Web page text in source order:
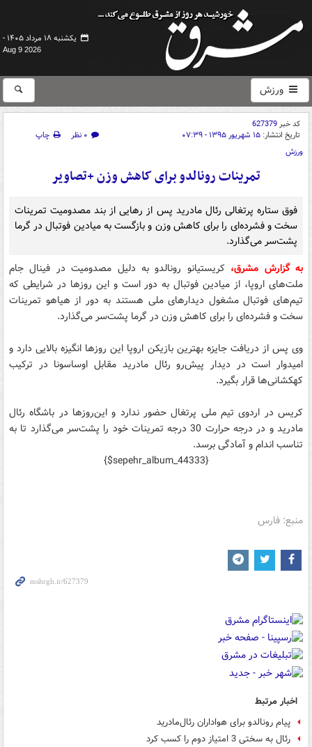
یکشنبه ۱۸ مرداد ۱۴۰۵ -
Aug 9 2026
ورزش
کد خبر627379
تاریخ انتشار: ۱۵ شهریور ۱۳۹۵ - ۰۷:۳۹ ۰ نظر
چاپ
ورزش
تمرینات رونالدو برای کاهش وزن +تصاویر
فوق ستاره پرتغالی رئال مادرید پس از رهایی از بند مصدومیت تمرینات
سخت و فشرده‌ای را برای کاهش وزن و بازگست به میادین فوتبال در گرما
پشت‌سر می‌گذارد.
به گزارش مشرق، کریستیانو رونالدو به دلیل مصدومیت در فینال جام
ملت‌های اروپا، از میادین فوتبال به دور است و این روزها در شرایطی که
تیم‌های فوتبال مشغول دیدارهای ملی هستند به دور از هیاهو تمرینات
سخت و فشرده‌ای را برای کاهش وزن در گرما پشت‌سر می‌گذارد.
وی پس از دریافت جایزه بهترین بازیکن اروپا این روزها انگیزه بالایی دارد و
امیدوار است در دیدار پیش‌رو رئال مادرید مقابل اوساسونا در ترکیب
کهکشانی‌ها قرار بگیرد.
کریس در اردوی تیم ملی پرتغال حضور ندارد و این‌روزها در باشگاه رئال
مادرید و در درجه حرارت 30 درجه تمرینات خود را پشت‌‌سر می‌گذارد تا به
تناسب اندام و آمادگی برسد.
{$sepehr_album_44333}
منبع: فارس
اخبار مرتبط
پیام رونالدو برای هواداران رئال‌مادرید
رئال به سختی 3 امتیاز دوم را کسب کرد